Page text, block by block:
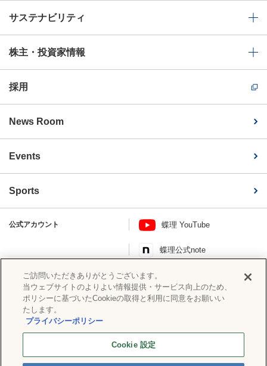
サステナビリティ
株主・投資家情報
採用
News Room
Events
Sports
公式アカウント 蝶理 YouTube
蝶理公式note
このページを共有する
プライバシーポリシー
蝶理グループ情報セキュリティ基本
ご訪問いただきありがとうございます。
当ウェブサイトのよりよい情報提供・サービス向上のため、
ポリシーに基づいたCookieの取得と利用に同意をお願いい
たします。
プライバシーポリシー
Cookie 設定